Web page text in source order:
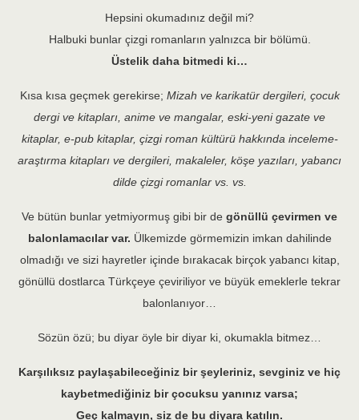
Hepsini okumadınız değil mi?
Halbuki bunlar çizgi romanların yalnızca bir bölümü.
Üstelik daha bitmedi ki…
Kısa kısa geçmek gerekirse; Mizah ve karikatür dergileri, çocuk
dergi ve kitapları, anime ve mangalar, eski-yeni gazate ve
kitaplar, e-pub kitaplar, çizgi roman kültürü hakkında inceleme-
araştırma kitapları ve dergileri, makaleler, köşe yazıları, yabancı
dilde çizgi romanlar vs. vs.
Ve bütün bunlar yetmiyormuş gibi bir de gönüllü çevirmen ve
balonlamacılar var. Ülkemizde görmemizin imkan dahilinde
olmadığı ve sizi hayretler içinde bırakacak birçok yabancı kitap,
gönüllü dostlarca Türkçeye çeviriliyor ve büyük emeklerle tekrar
balonlanıyor…
Sözün özü; bu diyar öyle bir diyar ki, okumakla bitmez…
Karşılıksız paylaşabileceğiniz bir şeyleriniz, sevginiz ve hiç
kaybetmediğiniz bir çocuksu yanınız varsa;
Geç kalmayın, siz de bu diyara katılın.